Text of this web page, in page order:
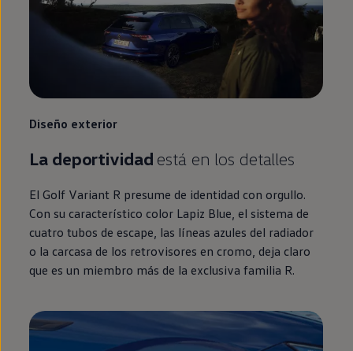
Diseño exterior
La deportividad está en los detalles
El Golf Variant R presume de identidad con orgullo.
Con su característico color Lapiz Blue, el sistema de
cuatro tubos de escape, las líneas azules del radiador
o la carcasa de los retrovisores en cromo, deja claro
que es un miembro más de la exclusiva familia R.